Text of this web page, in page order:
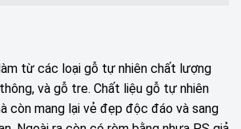
từ các loại gỗ tự nhiên chất lượng
và gỗ tre. Chất liệu gỗ tự nhiên
còn mang lại vẻ đẹp độc đáo và sang